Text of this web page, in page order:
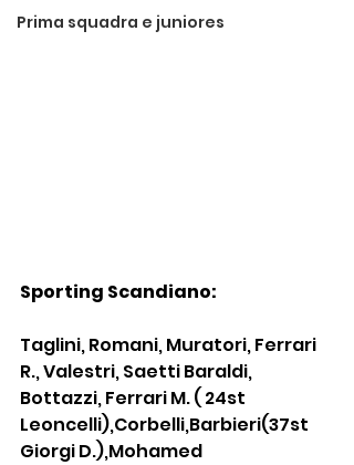
Prima squadra e juniores
Sporting Scandiano:
Taglini, Romani, Muratori, Ferrari
R., Valestri, Saetti Baraldi,
Bottazzi, Ferrari M. ( 24st
Leoncelli),Corbelli,Barbieri(37st
Giorgi D.),Mohamed